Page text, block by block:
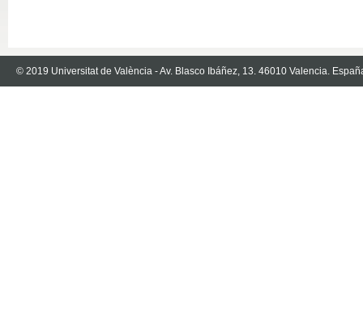
© 2019 Universitat de València - Av. Blasco Ibáñez, 13. 46010 Valencia.